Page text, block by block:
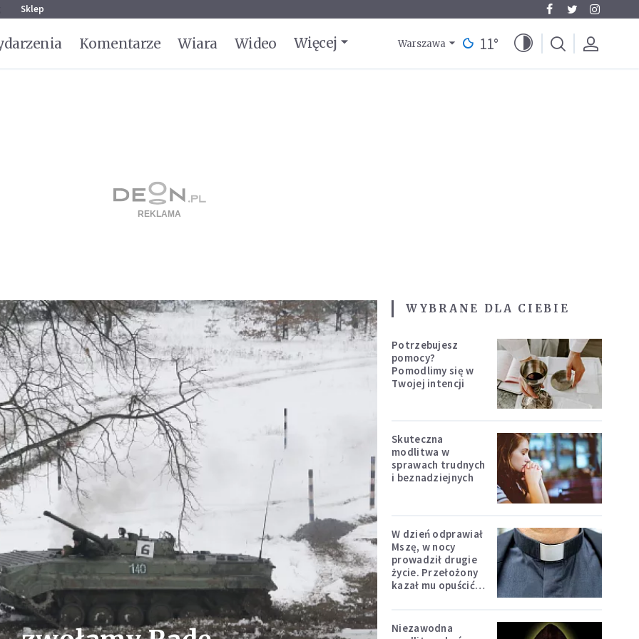
Sklep
Komentarze Wiara Wideo Więcej Warszawa 11°
WYBRANE DLA CIEBIE
Potrzebujesz
pomocy?
Pomodlimy się w
Twojej intencji
Skuteczna
modlitwa w
sprawach trudnych
i beznadziejnych
W dzień odprawiał
Mszę, w nocy
prowadził drugie
życie. Przełożony
kazał mu opuścić
Niezawodna